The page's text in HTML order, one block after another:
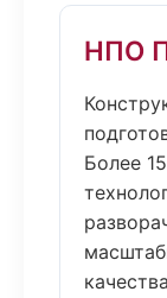
НПО
Более